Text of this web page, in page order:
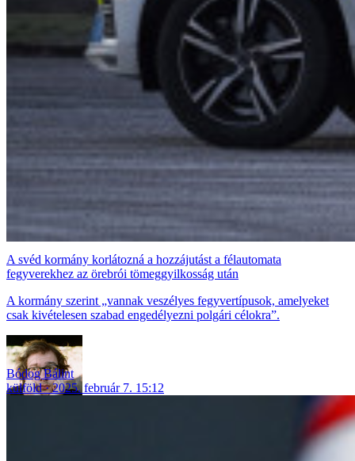
A svéd kormány korlátozná a hozzájutást a félautomata
fegyverekhez az örebrói tömeggyilkosság után
A kormány szerint „vannak veszélyes fegyvertípusok, amelyeket
csak kivételesen szabad engedélyezni polgári célokra”.
Bódog Bálint
külföld
2025. február 7. 15:12